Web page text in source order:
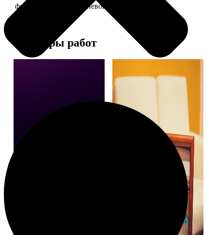
фото 20х30 в алюминиевой рамке
Примеры работ